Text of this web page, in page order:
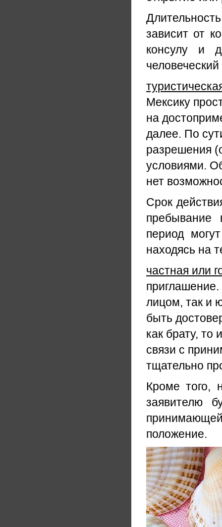
зависит от
консулу и
Мексику
на
далее. По
разрешения
условиями.
нет
Срок
пребывание
период
находясь на
частная или
лицом, так и
быть
как брату,
связи с
тщательно
Кроме того,
заявителю
положение.